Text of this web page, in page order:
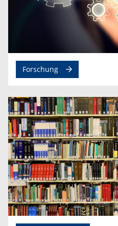
Forschung